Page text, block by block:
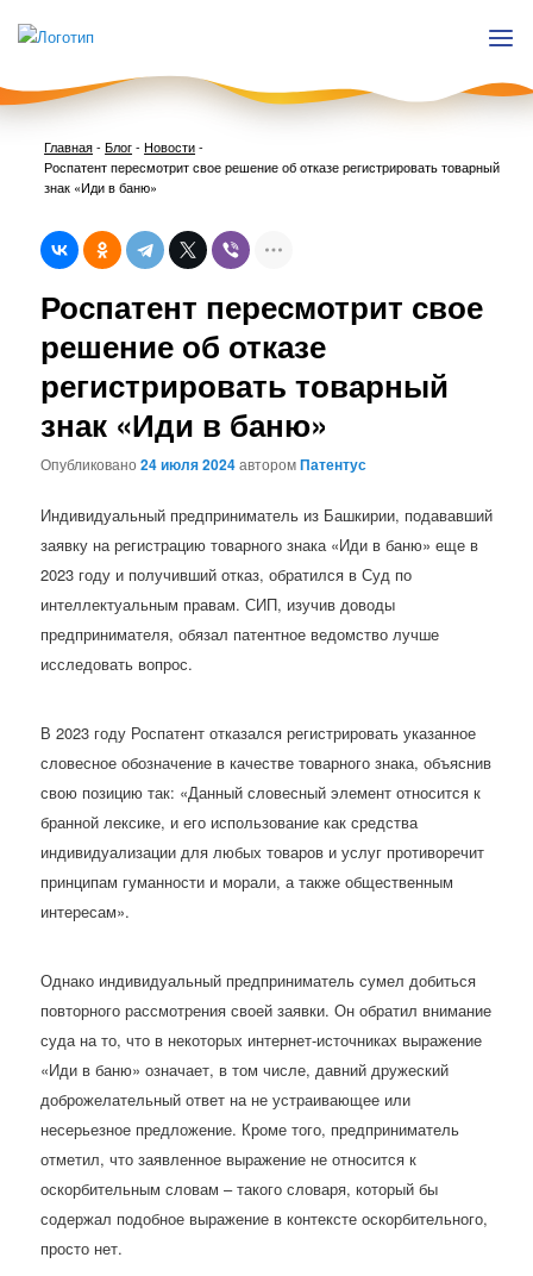
Главная-Блог- Новости-
Роспатент пересмотрит свое решение об отказе регистрировать товарный
знак «Иди в баню»
Роспатент пересмотрит свое
решение об отказе
регистрировать товарный
знак «Иди в баню»
Опубликовано24 июля 2024авторомПатентус
Индивидуальный предприниматель из Башкирии, подававший
заявку на регистрацию товарного знака «Иди в баню» еще в
2023 году и получивший отказ, обратился в Суд по
интеллектуальным правам. СИП, изучив доводы
предпринимателя, обязал патентное ведомство лучше
исследовать вопрос.
В 2023 году Роспатент отказался регистрировать указанное
словесное обозначение в качестве товарного знака, объяснив
свою позицию так: «Данный словесный элемент относится к
бранной лексике, и его использование как средства
индивидуализации для любых товаров и услуг противоречит
принципам гуманности и морали, а также общественным
интересам».
Однако индивидуальный предприниматель сумел добиться
повторного рассмотрения своей заявки. Он обратил внимание
суда на то, что в некоторых интернет-источниках выражение
«Иди в баню» означает, в том числе, давний дружеский
доброжелательный ответ на не устраивающее или
несерьезное предложение. Кроме того, предприниматель
отметил, что заявленное выражение не относится к
оскорбительным словам – такого словаря, который бы
содержал подобное выражение в контексте оскорбительного,
просто нет.